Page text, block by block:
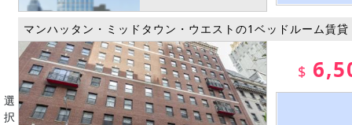
選
択
マンハッタン・ミッドタウン・ウエストの1ベッドルーム賃
$